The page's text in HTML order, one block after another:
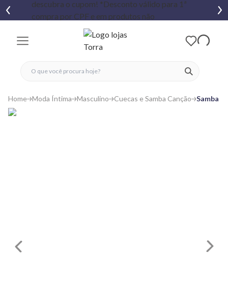
ver
fechar menu
fechar menu
favoritos
Home Moda Íntima Masculino Cuecas e Samba Canção Samba